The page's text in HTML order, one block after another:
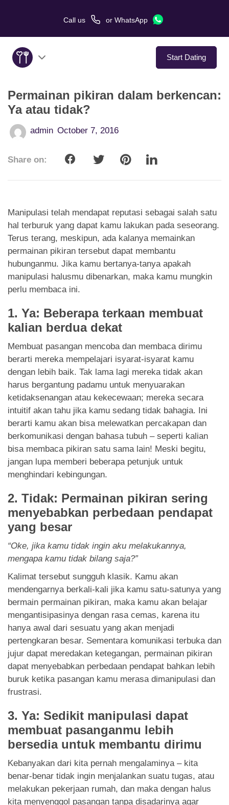
Call us or WhatsApp
Start Dating
About Us
Service
App
Contact Us
Permainan pikiran dalam berkencan:
Ya atau tidak?
admin October 7, 2016
Share on:
Manipulasi telah mendapat reputasi sebagai salah satu
hal terburuk yang dapat kamu lakukan pada seseorang.
Terus terang, meskipun, ada kalanya memainkan
permainan pikiran tersebut dapat membantu
hubunganmu. Jika kamu bertanya-tanya apakah
manipulasi halusmu dibenarkan, maka kamu mungkin
perlu membaca ini.
1. Ya: Beberapa terkaan membuat
kalian berdua dekat
Membuat pasangan mencoba dan membaca dirimu
berarti mereka mempelajari isyarat-isyarat kamu
dengan lebih baik. Tak lama lagi mereka tidak akan
harus bergantung padamu untuk menyuarakan
ketidaksenangan atau kekecewaan; mereka secara
intuitif akan tahu jika kamu sedang tidak bahagia. Ini
berarti kamu akan bisa melewatkan percakapan dan
berkomunikasi dengan bahasa tubuh – seperti kalian
bisa membaca pikiran satu sama lain! Meski begitu,
jangan lupa memberi beberapa petunjuk untuk
menghindari kebingungan.
2. Tidak: Permainan pikiran sering
menyebabkan perbedaan pendapat
yang besar
“Oke, jika kamu tidak ingin aku melakukannya,
mengapa kamu tidak bilang saja?”
Kalimat tersebut sungguh klasik. Kamu akan
mendengarnya berkali-kali jika kamu satu-satunya yang
bermain permainan pikiran, maka kamu akan belajar
mengantisipasinya dengan rasa cemas, karena itu
hanya awal dari sesuatu yang akan menjadi
pertengkaran besar. Sementara komunikasi terbuka dan
jujur dapat meredakan ketegangan, permainan pikiran
dapat menyebabkan perbedaan pendapat bahkan lebih
buruk ketika pasangan kamu merasa dimanipulasi dan
frustrasi.
3. Ya: Sedikit manipulasi dapat
membuat pasanganmu lebih
bersedia untuk membantu dirimu
Kebanyakan dari kita pernah mengalaminya – kita
benar-benar tidak ingin menjalankan suatu tugas, atau
melakukan pekerjaan rumah, dan maka dengan halus
kita menyenggol pasangan tanpa disadarinya agar